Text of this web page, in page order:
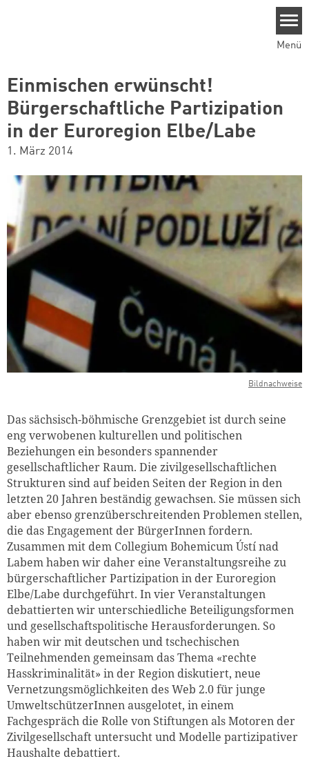
Menü
Einmischen erwünscht!
Bürgerschaftliche Partizipation
in der Euroregion Elbe/Labe
1. März 2014
Bildnachweise
Das sächsisch-böhmische Grenzgebiet ist durch seine
eng verwobenen kulturellen und politischen
Beziehungen ein besonders spannender
gesellschaftlicher Raum. Die zivilgesellschaftlichen
Strukturen sind auf beiden Seiten der Region in den
letzten 20 Jahren beständig gewachsen. Sie müssen sich
aber ebenso grenzüberschreitenden Problemen stellen,
die das Engagement der BürgerInnen fordern.
Zusammen mit dem Collegium Bohemicum Ústí nad
Labem haben wir daher eine Veranstaltungsreihe zu
bürgerschaftlicher Partizipation in der Euroregion
Elbe/Labe durchgeführt. In vier Veranstaltungen
debattierten wir unterschiedliche Beteiligungsformen
und gesellschaftspolitische Herausforderungen. So
haben wir mit deutschen und tschechischen
Teilnehmenden gemeinsam das Thema «rechte
Hasskriminalität» in der Region diskutiert, neue
Vernetzungsmöglichkeiten des Web 2.0 für junge
UmweltschützerInnen ausgelotet, in einem
Fachgespräch die Rolle von Stiftungen als Motoren der
Zivilgesellschaft untersucht und Modelle partizipativer
Haushalte debattiert.